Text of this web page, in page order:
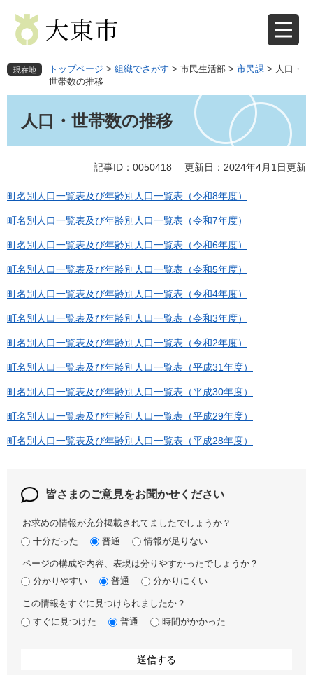
先
で
を
ば
現在地 トップページ > 組織でさがす > 市民生活部 > 市民課 > 人口・
世帯数の推移
人口・世帯数の推移
記事ID：0050418 更新日：2024年4月1日更新
町名別人口一覧表及び年齢別人口一覧表（令和8年度）
町名別人口一覧表及び年齢別人口一覧表（令和7年度）
町名別人口一覧表及び年齢別人口一覧表（令和6年度）
町名別人口一覧表及び年齢別人口一覧表（令和5年度）
町名別人口一覧表及び年齢別人口一覧表（令和4年度）
町名別人口一覧表及び年齢別人口一覧表（令和3年度）
町名別人口一覧表及び年齢別人口一覧表（令和2年度）
町名別人口一覧表及び年齢別人口一覧表（平成31年度）
町名別人口一覧表及び年齢別人口一覧表（平成30年度）
町名別人口一覧表及び年齢別人口一覧表（平成29年度）
町名別人口一覧表及び年齢別人口一覧表（平成28年度）
皆さまのご意見をお聞かせください
お求めの情報が充分掲載されてましたでしょうか？
十分だった
普通 情報が足りない
ページの構成や内容、表現は分りやすかったでしょうか？
分かりやすい
普通 分かりにくい
この情報をすぐに見つけられましたか？
すぐに見つけた
普通 時間がかかった